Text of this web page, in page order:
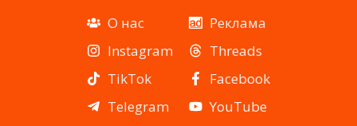
О нас
Instagram
TikTok
Telegram
Реклама
Threads
Facebook
YouTube